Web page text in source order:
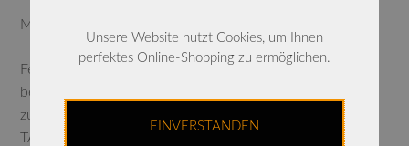
Material: 100% feinster Mikrofasertaft aus Italien.
Feinwäsche, 30 °C
bei niedriger Umdrehung schleudern
zum Trocknen aufhängen
TAFFETA auf keinen Fall bügeln!
Unsere Website nutzt Cookies, um Ihnen
perfektes Online-Shopping zu ermöglichen.
EINVERSTANDEN